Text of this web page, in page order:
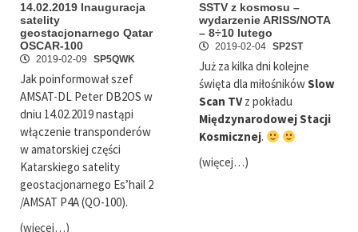
14.02.2019 Inauguracja
satelity
geostacjonarnego Qatar
OSCAR-100
2019-02-09 SP5QWK
Jak poinformował szef
AMSAT-DL Peter DB2OS w
dniu 14.02.2019 nastąpi
włączenie transponderów
w amatorskiej części
Katarskiego satelity
geostacjonarnego Es’hail 2
/AMSAT P4A (QO-100).
(więcej…)
SSTV z kosmosu –
wydarzenie ARISS/NOTA
– 8÷10 lutego
2019-02-04 SP2ST
Już za kilka dni kolejne
święta dla miłośnikówSlow
Scan TVz pokładu
Międzynarodowej Stacji
Kosmicznej.
(więcej…)